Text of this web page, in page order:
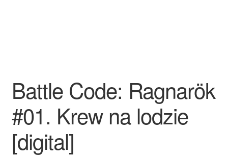
Battle Code: Ragnarök
#01. Krew na lodzie
[digital]